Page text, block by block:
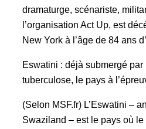
dramaturge, scénariste,
l’organisation Act Up, est
New York à l’âge de 84 ans
Eswatini : déjà submergé par
tuberculose, le pays à
(Selon MSF.fr) L’Eswatini –
Swaziland – est le pays où